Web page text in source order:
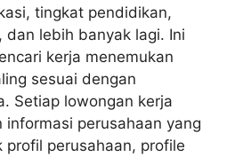
tingkat pendidikan,
dan lebih banyak lagi. Ini
kerja menemukan
sesuai dengan
Setiap lowongan kerja
informasi perusahaan yang
profil perusahaan, profile